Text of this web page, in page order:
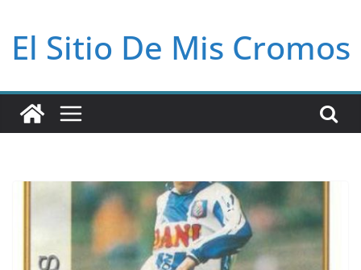
El Sitio De Mis Cromos